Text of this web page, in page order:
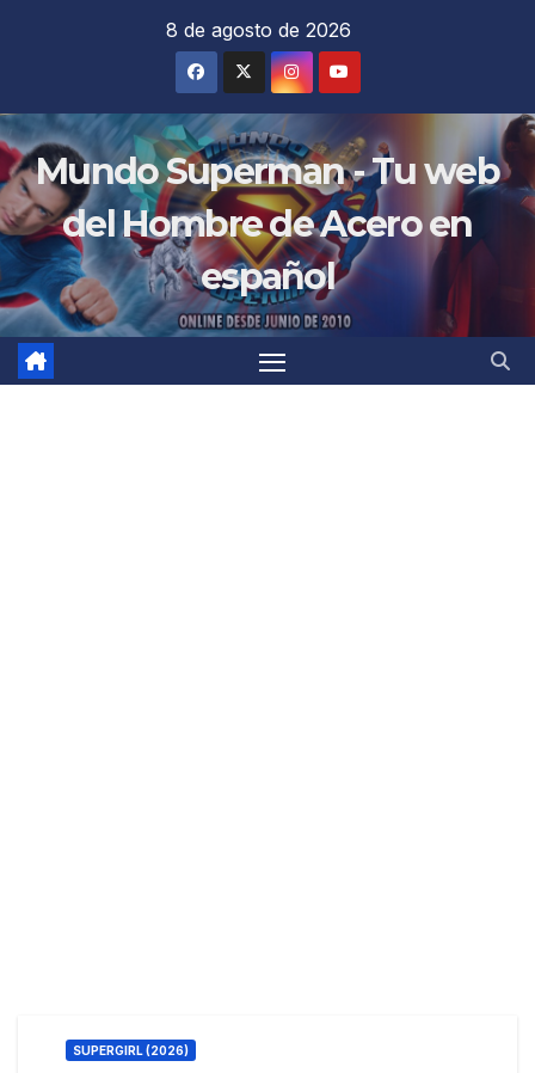
8 de agosto de 2026
Mundo Superman - Tu web
del Hombre de Acero en
español
SUPERGIRL (2026)